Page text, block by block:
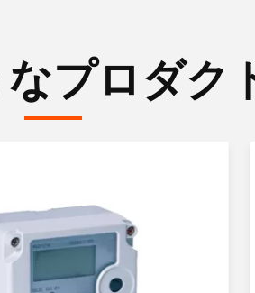
なプロダク